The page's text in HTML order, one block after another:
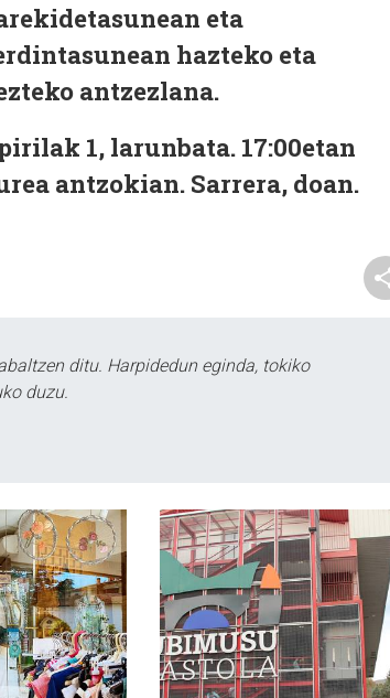
eta
hazteko eta
antzezlana.
1, larunbata. 17:00etan
antzokian. Sarrera, doan.
ditu. Harpidedun eginda, tokiko
duzu.